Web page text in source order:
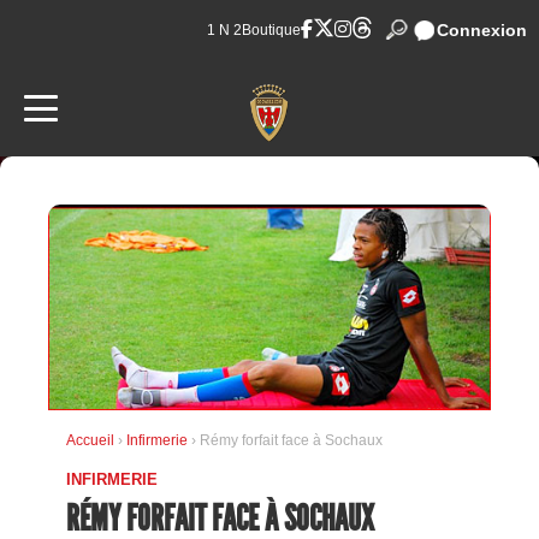
1 N 2 Boutique Connexion
Accueil › Infirmerie › Rémy forfait face à Sochaux
INFIRMERIE
RÉMY FORFAIT FACE À SOCHAUX